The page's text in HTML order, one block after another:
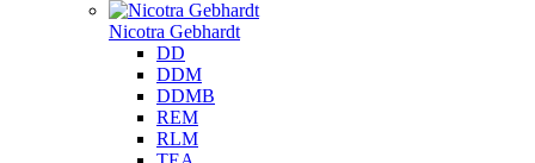
Nicotra Gebhardt
DD
DDM
DDMB
REM
RLM